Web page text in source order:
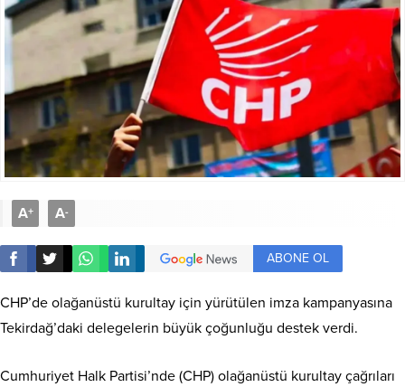
A+ A-
ABONE OL
CHP’de olağanüstü kurultay için yürütülen imza kampanyasına
Tekirdağ’daki delegelerin büyük çoğunluğu destek verdi.
Cumhuriyet Halk Partisi’nde (CHP) olağanüstü kurultay çağrıları